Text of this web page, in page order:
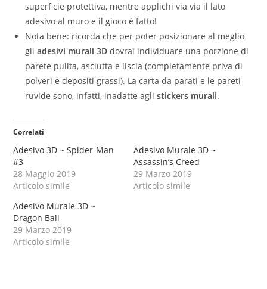
superficie protettiva, mentre applichi via via il lato
adesivo al muro e il gioco è fatto!
Nota bene: ricorda che per poter posizionare al meglio
gliadesivi murali 3D dovrai individuare una porzione di
parete pulita, asciutta e liscia (completamente priva di
polveri e depositi grassi). La carta da parati e le pareti
ruvide sono, infatti, inadatte aglistickers murali.
Correlati
Adesivo 3D ~ Spider-Man
#3
28 Maggio 2019
Articolo simile
Adesivo Murale 3D ~
Assassin’s Creed
29 Marzo 2019
Articolo simile
Adesivo Murale 3D ~
Dragon Ball
29 Marzo 2019
Articolo simile